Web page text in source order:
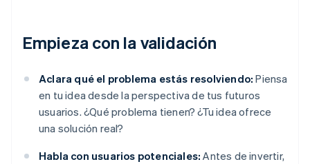
Empieza con la validación
Aclara qué el problema estás resolviendo: Piensa
en tu idea desde la perspectiva de tus futuros
usuarios. ¿Qué problema tienen? ¿Tu idea ofrece
una solución real?
Habla con usuarios potenciales: Antes de invertir,